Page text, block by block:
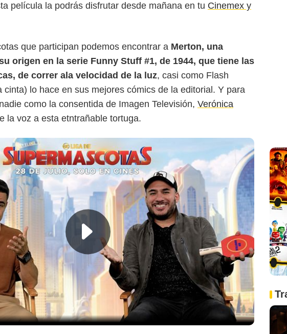
película la podrás disfrutar desde mañana en tu Cinemex y
que participan podemos encontrar a Merton, una
origen en la serie Funny Stuff #1, de 1944, que tiene las
de correr ala velocidad de la luz, casi como Flash
cinta) lo hace en sus mejores cómics de la editorial. Y para
como la consentida de Imagen Televisión, Verónica
la voz a esta etntrañable tortuga.